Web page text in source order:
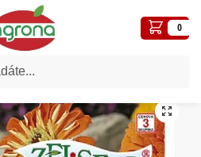
0